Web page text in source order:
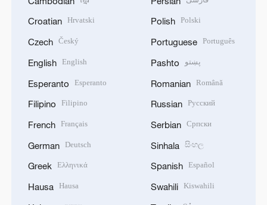
Croatian Hrvatski
Czech Český
English English
Esperanto Esperanto
Filipino Filipino
French Français
German Deutsch
Greek Ελληνικά
Hausa Hausa
Polish Polski
Portuguese Português
Pashto پښتو
Romanian Română
Russian Русский
Serbian Српски
Sinhala සිංහල
Spanish Español
Swahili Kiswahili